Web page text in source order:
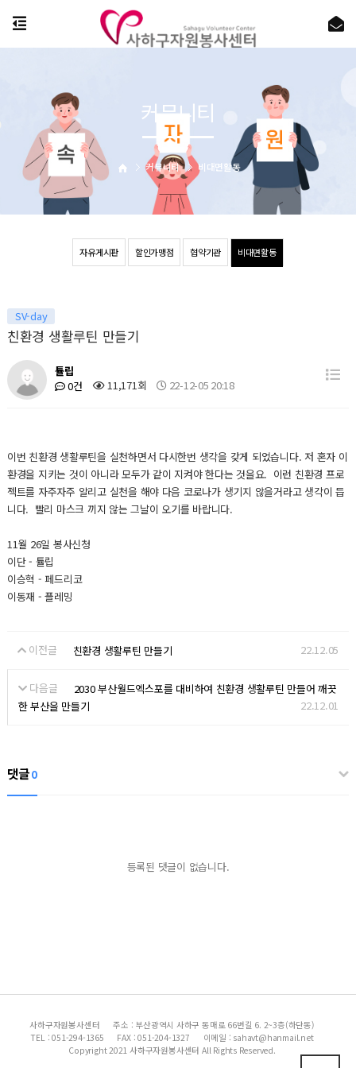
자유게시판 할인가맹점 협약기관 비대면활동
커뮤니티 비대면활동
커뮤니티
SV-day
친환경 생활루틴 만들기
튤립
0건
11,171회 22-12-05 20:18
이번 친환경 생활루틴을 실천하면서 다시한번 생각을 갖게 되었습니다. 저 혼자 이
환경을 지키는 것이 아니라 모두가 같이 지켜야 한다는 것을요. 이런 친환경 프로
젝트를 자주자주 알리고 실천을 해야 다음 코로나가 생기지 않을거라고 생각이 듭
니다. 빨리 마스크 끼지 않는 그날이 오기를 바랍니다.
11월 26일 봉사신청
이단 - 튤립
이승혁 - 페드리코
이동재 - 플레밍
이전글 친환경 생활루틴 만들기 22.12.05
다음글
2030 부산월드엑스포를 대비하여 친환경 생활루틴 만들어 깨끗
한 부산을 만들기
22.12.01
댓글0
등록된 댓글이 없습니다.
사하구자원봉사센터
주소 : 부산광역시 사하구 동매로 66번길 6. 2~3층(하단동)
TEL : 051-294-1365
FAX : 051-204-1327
이메일 : sahavt@hanmail.net
Copyright 2021 사하구자원봉사센터 All Rights Reserved.